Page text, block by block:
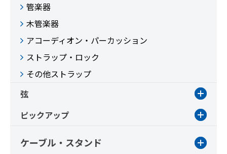
管楽器
木管楽器
アコーディオン・パーカッション
ストラップ・ロック
その他ストラップ
弦
ピックアップ
ケーブル・スタンド